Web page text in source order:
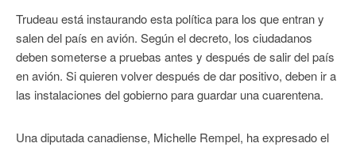
Trudeau está instaurando esta política para los que entran y
salen del país en avión. Según el decreto, los ciudadanos
deben someterse a pruebas antes y después de salir del país
en avión. Si quieren volver después de dar positivo, deben ir a
las instalaciones del gobierno para guardar una cuarentena.
Una diputada canadiense, Michelle Rempel, ha expresado el